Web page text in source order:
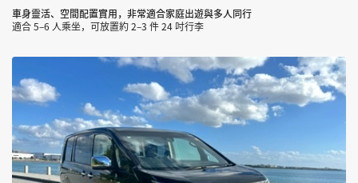
車身靈活、空間配置實用，非常適合家庭出遊與多人同行
適合 5–6 人乘坐，可放置約 2–3 件 24 吋行李